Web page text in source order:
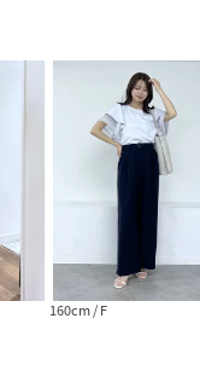
適な着心地を両立
彩るサックスとピ
感あふれるお仕事
160cm / F